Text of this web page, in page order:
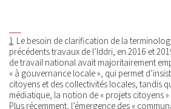
1 Le besoin de clarification de la
précédents travaux de l’Iddri, en 2016 et
de travail national avait majoritairement
« à gouvernance locale », qui permet
citoyens et des collectivités locales, tandis
médiatique, la notion de « projets citoyens
Plus récemment, l’émergence des «